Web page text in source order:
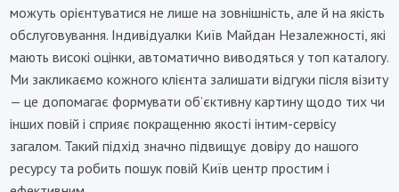
можуть орієнтуватися не лише на зовнішність, але й на якість
обслуговування. Індивідуалки Київ Майдан Незалежності, які
мають високі оцінки, автоматично виводяться у топ каталогу.
Ми закликаємо кожного клієнта залишати відгуки після візиту
— це допомагає формувати об’єктивну картину щодо тих чи
інших повій і сприяє покращенню якості інтим-сервісу
загалом. Такий підхід значно підвищує довіру до нашого
ресурсу та робить пошук повій Київ центр простим і